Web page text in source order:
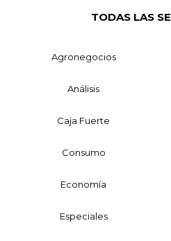
TODAS LAS
Agronegocios
Análisis
Caja Fuerte
Consumo
Economía
Especiales